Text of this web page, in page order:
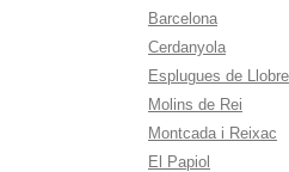
Barcelona
Cerdanyola
Esplugues de
Molins de Rei
Montcada i Reixac
El Papiol